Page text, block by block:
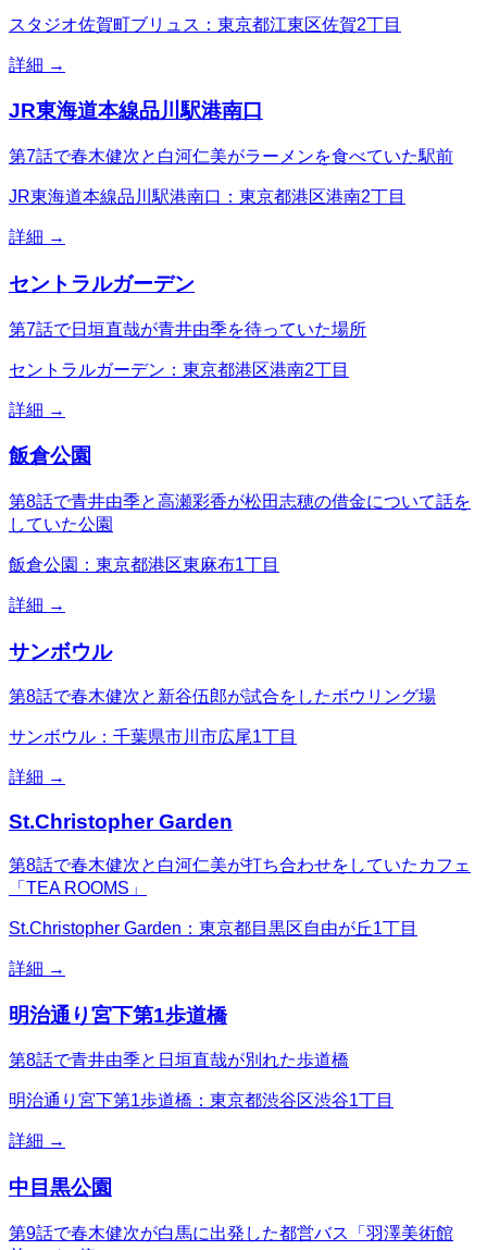
スタジオ佐賀町ブリュス：東京都江東区佐賀2丁目
詳細 →
JR東海道本線品川駅港南口
第7話で春木健次と白河仁美がラーメンを食べていた駅前
JR東海道本線品川駅港南口：東京都港区港南2丁目
詳細 →
セントラルガーデン
第7話で日垣直哉が青井由季を待っていた場所
セントラルガーデン：東京都港区港南2丁目
詳細 →
飯倉公園
第8話で青井由季と高瀬彩香が松田志穂の借金について話を
していた公園
飯倉公園：東京都港区東麻布1丁目
詳細 →
サンボウル
第8話で春木健次と新谷伍郎が試合をしたボウリング場
サンボウル：千葉県市川市広尾1丁目
詳細 →
St.Christopher Garden
第8話で春木健次と白河仁美が打ち合わせをしていたカフェ
「TEA ROOMS」
St.Christopher Garden：東京都目黒区自由が丘1丁目
詳細 →
明治通り宮下第1歩道橋
第8話で青井由季と日垣直哉が別れた歩道橋
明治通り宮下第1歩道橋：東京都渋谷区渋谷1丁目
詳細 →
中目黒公園
第9話で春木健次が白馬に出発した都営バス「羽澤美術館